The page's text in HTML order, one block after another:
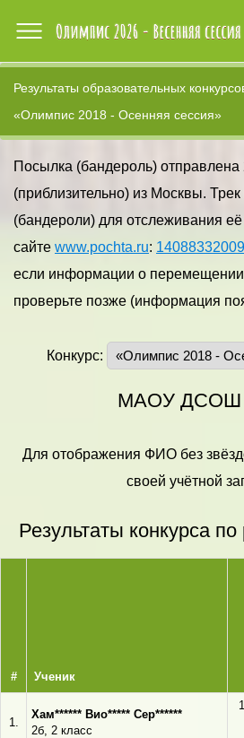
Результаты образовательных
«Олимпис 2018 - Осенняя сессия»
Посылка (бандероль) отправлена
(приблизительно) из Москвы.
(бандероли) для отслеживания
сайте www.pochta.ru:
если информации о перемещении
проверьте позже (информация
Конкурс:
МАОУ
Для отображения ФИО без
своей учётной
Результаты конкурса
# Ученик
1.
Хам****** Вио***** Сер******
2б, 2 класс